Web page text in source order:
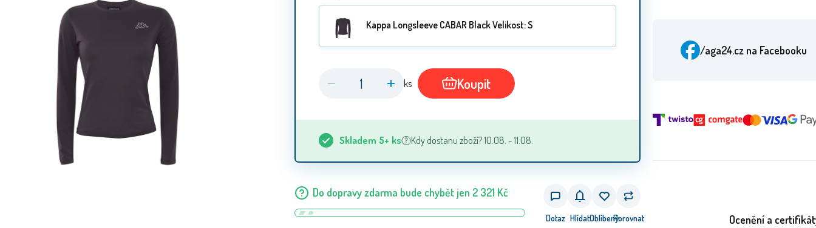
Kappa Longsleeve CABAR Black Velikost: S
ks Koupit
Skladem 5+ ks Kdy dostanu zboží? 10.08. - 11.08.
Do dopravy zdarma bude chybět jen 2 321 Kč
Dotaz HlídatOblíbenýPorovnat
/aga24.cz na Facebooku
Ocenění a